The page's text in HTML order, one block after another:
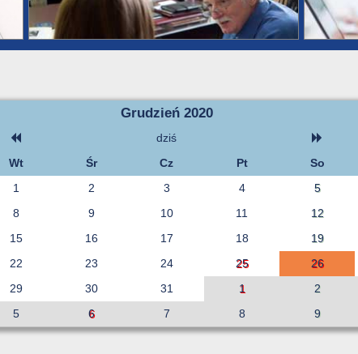
Grudzień 2020
dziś
Wt Śr Cz Pt So
1 2 3 4 5
8 9 10 11 12
15 16 17 18 19
22 23 24 25 26
29 30 31 1 2
5 6 7 8 9